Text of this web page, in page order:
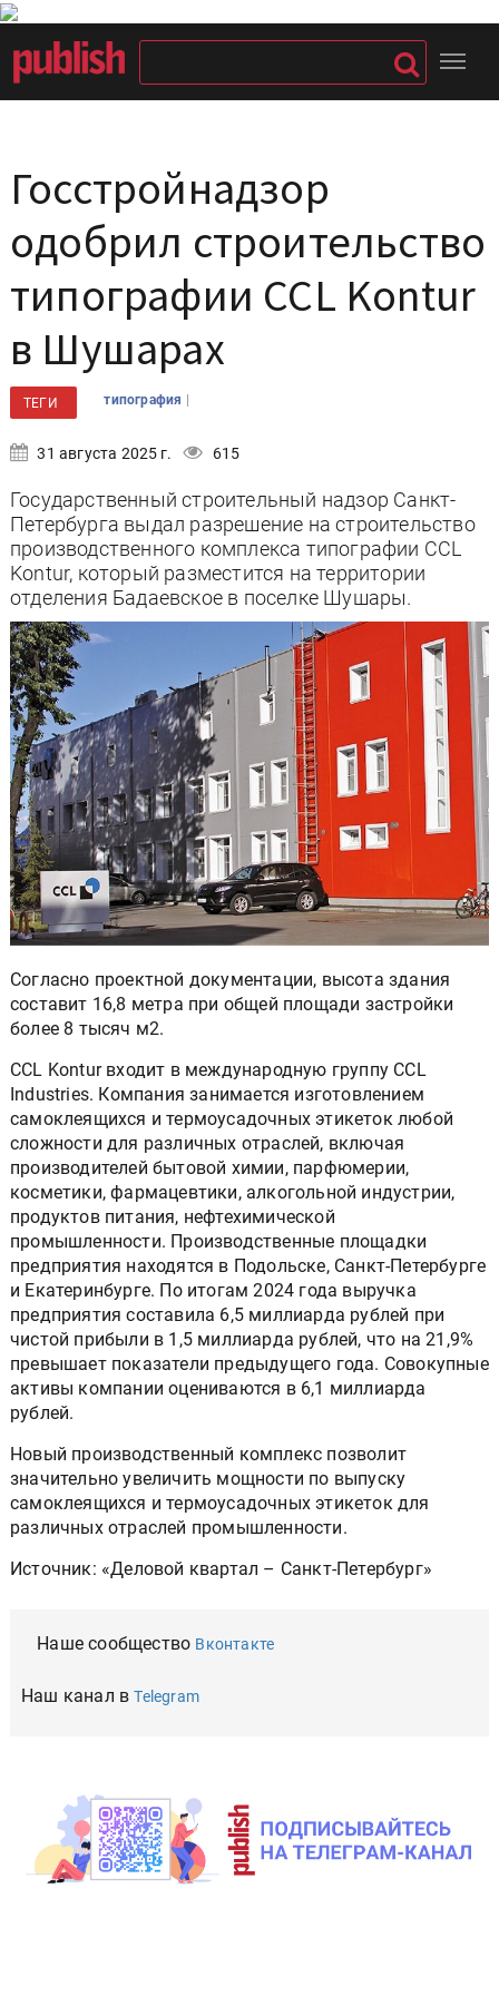
Госстройнадзор
одобрил строительство
типографии CCL Kontur
в Шушарах
ТЕГИ типография |
31 августа 2025 г. 615
Государственный строительный надзор Санкт-
Петербурга выдал разрешение на строительство
производственного комплекса типографии CCL
Kontur, который разместится на территории
отделения Бадаевское в поселке Шушары.
Согласно проектной документации, высота здания
составит 16,8 метра при общей площади застройки
более 8 тысяч м2.
CCL Kontur входит в международную группу CCL
Industries. Компания занимается изготовлением
самоклеящихся и термоусадочных этикеток любой
сложности для различных отраслей, включая
производителей бытовой химии, парфюмерии,
косметики, фармацевтики, алкогольной индустрии,
продуктов питания, нефтехимической
промышленности. Производственные площадки
предприятия находятся в Подольске, Санкт-Петербурге
и Екатеринбурге. По итогам 2024 года выручка
предприятия составила 6,5 миллиарда рублей при
чистой прибыли в 1,5 миллиарда рублей, что на 21,9%
превышает показатели предыдущего года. Совокупные
активы компании оцениваются в 6,1 миллиарда
рублей.
Новый производственный комплекс позволит
значительно увеличить мощности по выпуску
самоклеящихся и термоусадочных этикеток для
различных отраслей промышленности.
Источник: «Деловой квартал – Санкт-Петербург»
Наше сообщество Вконтакте
Наш канал вTelegram